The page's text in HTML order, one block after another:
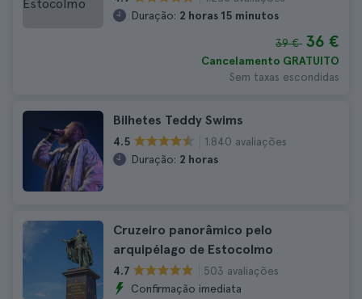
Duração: 2 horas 15 minutos
39 € 36 €
Cancelamento GRATUITO
Sem taxas escondidas
Bilhetes Teddy Swims
4.5
1.840 avaliações
Duração: 2 horas
Cruzeiro panorâmico pelo
arquipélago de Estocolmo
4.7
503 avaliações
Confirmação imediata